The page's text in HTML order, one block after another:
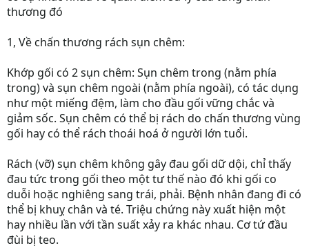
thương đó
1, Về chấn thương rách sụn chêm:
Khớp gối có 2 sụn chêm: Sụn chêm trong (nằm phía
trong) và sụn chêm ngoài (nằm phía ngoài), có tác dụng
như một miếng đệm, làm cho đầu gối vững chắc và
giảm sốc. Sụn chêm có thể bị rách do chấn thương vùng
gối hay có thể rách thoái hoá ở người lớn tuổi.
Rách (vỡ) sụn chêm không gây đau gối dữ dội, chỉ thấy
đau tức trong gối theo một tư thế nào đó khi gối co
duỗi hoặc nghiêng sang trái, phải. Bệnh nhân đang đi có
thể bị khuỵ chân và té. Triệu chứng này xuất hiện một
hay nhiều lần với tần suất xảy ra khác nhau. Cơ tứ đầu
đùi bị teo.